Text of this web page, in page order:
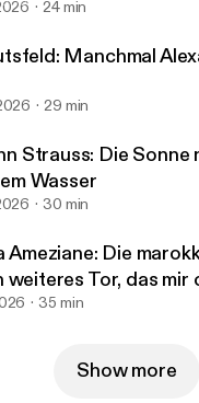
24 min
Manchmal
29 min
Strauss: Die Sonne
Wasser
30 min
Ameziane: Die
weiteres Tor, das
35 min
Show more